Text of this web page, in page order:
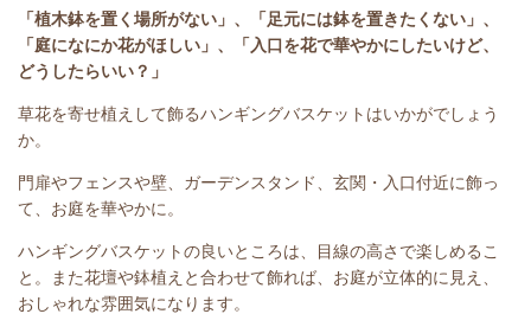
「植木鉢を置く場所がない」、「足元には鉢を置きたくない」、
「庭になにか花がほしい」、「入口を花で華やかにしたいけど、
どうしたらいい？」
草花を寄せ植えして飾るハンギングバスケットはいかがでしょう
か。
門扉やフェンスや壁、ガーデンスタンド、玄関・入口付近に飾っ
て、お庭を華やかに。
ハンギングバスケットの良いところは、目線の高さで楽しめるこ
と。また花壇や鉢植えと合わせて飾れば、お庭が立体的に見え、
おしゃれな雰囲気になります。